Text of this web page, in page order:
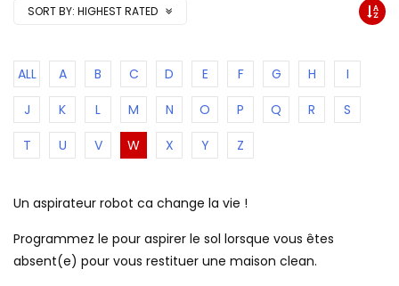
SORT BY: HIGHEST RATED
ALL A B C D E F G H
I
J
K L M N O P Q R
S
T
U V W X Y Z
Un aspirateur robot ca change la vie !
Programmez le pour aspirer le sol lorsque vous êtes
absent(e) pour vous restituer une maison clean.